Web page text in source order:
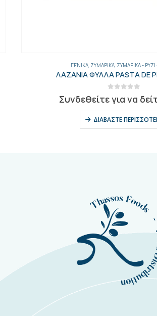
ΓΕΝΙΚΑ ΖΥΜΑΡΙΚΆ ΖΥΜΑΡΙΚΆ -
ΜΠΑΡΙΛΑ BAVETTE Νο 13
Συνδεθείτε για να
ΔΙΑΒΆΣΤΕ